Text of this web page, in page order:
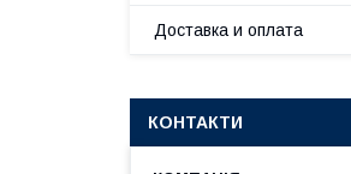
Доставка и оплата
КОНТАКТИ